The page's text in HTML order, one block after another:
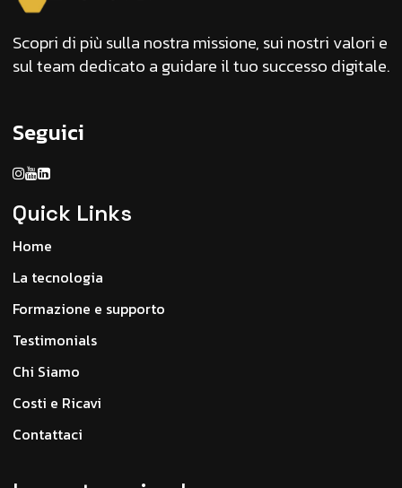
Scopri di più sulla nostra missione, sui nostri valori e
sul team dedicato a guidare il tuo successo digitale.
Seguici
Quick Links
Home
La tecnologia
Formazione e supporto
Testimonials
Chi Siamo
Costi e Ricavi
Contattaci